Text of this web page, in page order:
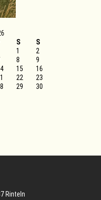
S
S
1
2
8
9
15
16
22
23
29
30
Rinteln